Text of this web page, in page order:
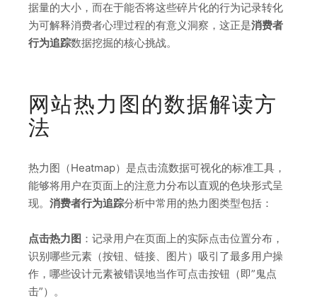
据量的大小，而在于能否将这些碎片化的行为记录转化
为可解释消费者心理过程的有意义洞察，这正是消费者
行为追踪数据挖掘的核心挑战。
网站热力图的数据解读方
法
热力图（Heatmap）是点击流数据可视化的标准工具，
能够将用户在页面上的注意力分布以直观的色块形式呈
现。 消费者行为追踪分析中常用的热力图类型包括：
点击热力图 ：记录用户在页面上的实际点击位置分布，
识别哪些元素（按钮、链接、图片）吸引了最多用户操
作，哪些设计元素被错误地当作可点击按钮（即”鬼点
击”）。